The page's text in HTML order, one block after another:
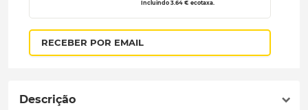
Incluindo 3.64 € ecotaxa.
RECEBER POR EMAIL
Descrição